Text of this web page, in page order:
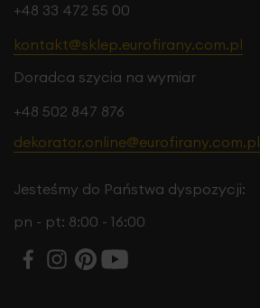
+48 33 472 55 00
kontakt@sklep.eurofirany.com.pl
Doradca szycia na wymiar
+48 502 847 876
dekorator.online@eurofirany.com.pl
Jesteśmy do Państwa dyspozycji:
pn - pt: 8:00 - 16:00